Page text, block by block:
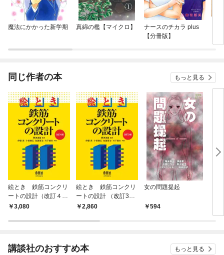
魔法にかかった新学期 真綿の檻【マイクロ】
ナースのチカラ plus
【分冊版】
同じ作者の本 もっと見る
絵とき 鉄筋コンクリ
ートの設計（改訂４
版）3,080
絵とき 鉄筋コンクリ
ートの設計 （改訂3
版）2,860
女の問題提起
594
講談社のおすすめ本 もっと見る